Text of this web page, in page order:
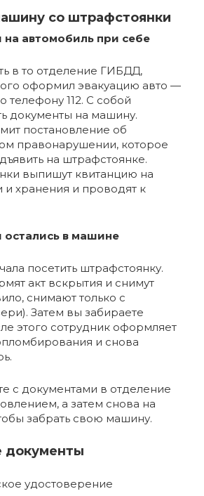
со штрафстоянки
автомобиль при себе
в то отделение ГИБДД,
оформил эвакуацию авто —
телефону 112. С собой
документы на машину.
постановление об
правонарушении, которое
на штрафстоянке.
выпишут квитанцию на
и хранения и проводят к
остались в машине
посетить штрафстоянку.
акт вскрытия и снимут
снимают только с
Затем вы забираете
этого сотрудник оформляет
и снова
с документами в отделение
а затем снова на
забрать свою машину.
документы
удостоверение